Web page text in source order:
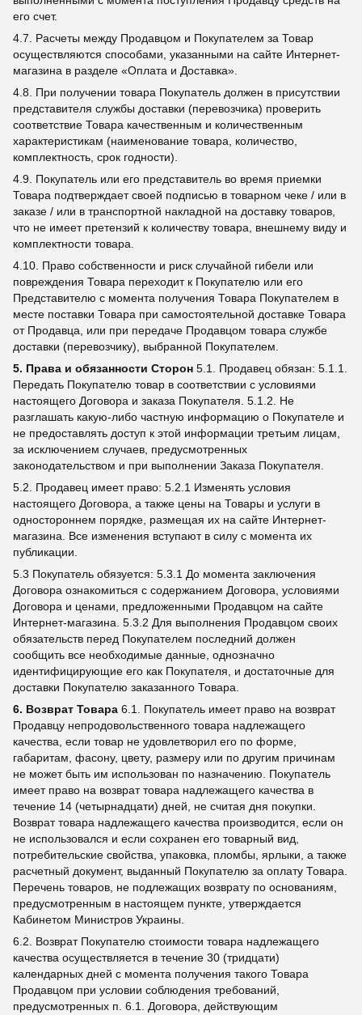
его счет.
4.7. Расчеты между Продавцом и Покупателем за Товар
осуществляются способами, указанными на сайте Интернет-
магазина в разделе «Оплата и Доставка».
4.8. При получении товара Покупатель должен в присутствии
представителя службы доставки (перевозчика) проверить
соответствие Товара качественным и количественным
характеристикам (наименование товара, количество,
комплектность, срок годности).
4.9. Покупатель или его представитель во время приемки
Товара подтверждает своей подписью в товарном чеке / или в
заказе / или в транспортной накладной на доставку товаров,
что не имеет претензий к количеству товара, внешнему виду и
комплектности товара.
4.10. Право собственности и риск случайной гибели или
повреждения Товара переходит к Покупателю или его
Представителю с момента получения Товара Покупателем в
месте поставки Товара при самостоятельной доставке Товара
от Продавца, или при передаче Продавцом товара службе
доставки (перевозчику), выбранной Покупателем.
5. Права и обязанности Сторон 5.1. Продавец обязан: 5.1.1.
Передать Покупателю товар в соответствии с условиями
настоящего Договора и заказа Покупателя. 5.1.2. Не
разглашать какую-либо частную информацию о Покупателе и
не предоставлять доступ к этой информации третьим лицам,
за исключением случаев, предусмотренных
законодательством и при выполнении Заказа Покупателя.
5.2. Продавец имеет право: 5.2.1 Изменять условия
настоящего Договора, а также цены на Товары и услуги в
одностороннем порядке, размещая их на сайте Интернет-
магазина. Все изменения вступают в силу с момента их
публикации.
5.3 Покупатель обязуется: 5.3.1 До момента заключения
Договора ознакомиться с содержанием Договора, условиями
Договора и ценами, предложенными Продавцом на сайте
Интернет-магазина. 5.3.2 Для выполнения Продавцом своих
обязательств перед Покупателем последний должен
сообщить все необходимые данные, однозначно
идентифицирующие его как Покупателя, и достаточные для
доставки Покупателю заказанного Товара.
6. Возврат Товара 6.1. Покупатель имеет право на возврат
Продавцу непродовольственного товара надлежащего
качества, если товар не удовлетворил его по форме,
габаритам, фасону, цвету, размеру или по другим причинам
не может быть им использован по назначению. Покупатель
имеет право на возврат товара надлежащего качества в
течение 14 (четырнадцати) дней, не считая дня покупки.
Возврат товара надлежащего качества производится, если он
не использовался и если сохранен его товарный вид,
потребительские свойства, упаковка, пломбы, ярлыки, а также
расчетный документ, выданный Покупателю за оплату Товара.
Перечень товаров, не подлежащих возврату по основаниям,
предусмотренным в настоящем пункте, утверждается
Кабинетом Министров Украины.
6.2. Возврат Покупателю стоимости товара надлежащего
качества осуществляется в течение 30 (тридцати)
календарных дней с момента получения такого Товара
Продавцом при условии соблюдения требований,
предусмотренных п. 6.1. Договора, действующим